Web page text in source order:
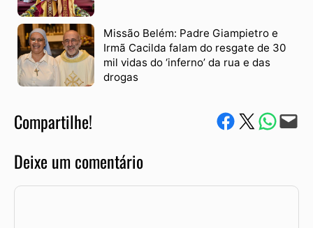
Missão Belém: Padre Giampietro e
Irmã Cacilda falam do resgate de 30
mil vidas do ‘inferno’ da rua e das
drogas
Compartilhe! Compartilhe no Facebook
Compartilhe no Twitter
Compartile via
Envie via e-mail
Deixe um comentário
Comentário